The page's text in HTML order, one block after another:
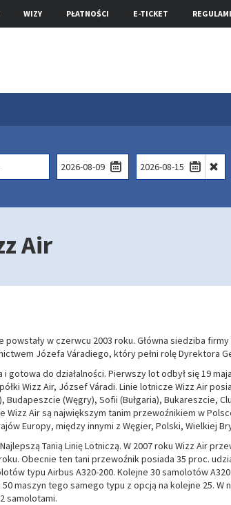
WIZY PŁATNOŚCI E-TICKET
Air
w czerwcu 2003 roku. Główna siedziba
Józefa Váradiego, który pełni rolę Dyrektora
do działalności. Pierwszy lot odbył się 19
Wizz Air, József Váradi. Linie lotnicze Wizz Air
(Węgry), Sofii (Bułgaria), Bukareszcie,
Wizz Air są największym tanim przewoźnikiem w
Europy, między innymi z Węgier, Polski, Wielkiej
Tanią Linię Lotniczą. W 2007 roku Wizz Air
Obecnie ten tani przewoźnik posiada 35 proc.
typu Airbus A320-200. Kolejne 30 samolotów
50 maszyn tego samego typu z opcją na kolejne 25.
samolotami.